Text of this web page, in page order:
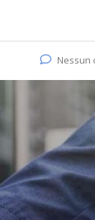
Nessun